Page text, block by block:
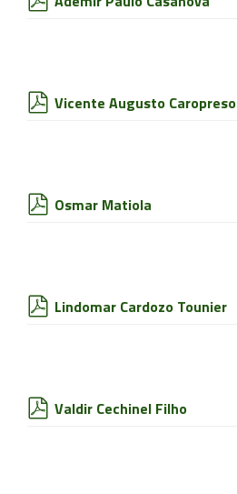
Vicente Augusto Caropreso
Osmar Matiola
Lindomar Cardozo Tounier
Valdir Cechinel Filho